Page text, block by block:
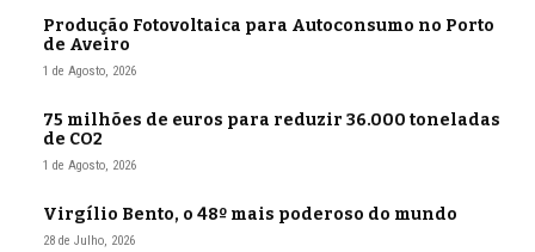
Produção Fotovoltaica para Autoconsumo no Porto
de Aveiro
1 de Agosto, 2026
75 milhões de euros para reduzir 36.000 toneladas
de CO2
1 de Agosto, 2026
Virgílio Bento, o 48º mais poderoso do mundo
28 de Julho, 2026